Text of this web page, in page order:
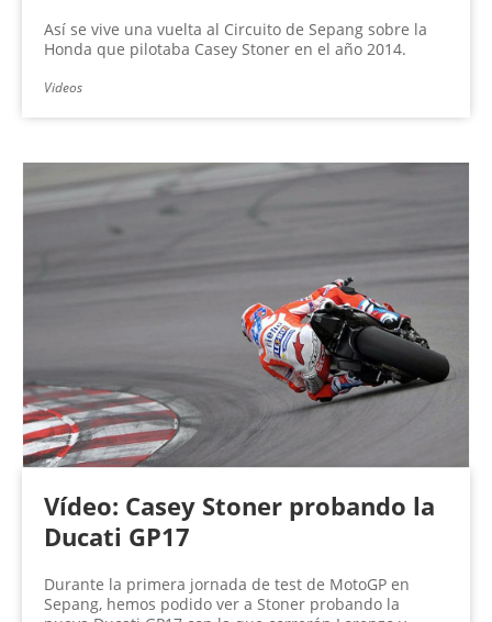
Así se vive una vuelta al Circuito de Sepang sobre la
Honda que pilotaba Casey Stoner en el año 2014.
Videos
Vídeo: Casey Stoner probando la
Ducati GP17
Durante la primera jornada de test de MotoGP en
Sepang, hemos podido ver a Stoner probando la